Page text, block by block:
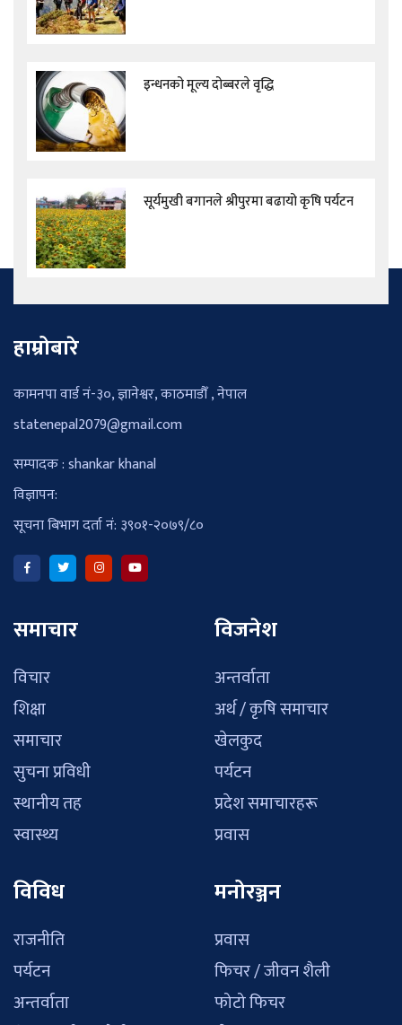
इन्धनको मूल्य दोब्बरले वृद्धि
सूर्यमुखी बगानले श्रीपुरमा बढायो कृषि पर्यटन
हाम्रोबारे
कामनपा वार्ड नं-३०, ज्ञानेश्वर, काठमाडौँ , नेपाल
statenepal2079@gmail.com
सम्पादक : shankar khanal
विज्ञापन:
सूचना बिभाग दर्ता नं: ३९०१-२०७९/८०
समाचार
विचार
शिक्षा
समाचार
सुचना प्रविधी
स्थानीय तह
स्वास्थ्य
विजनेश
अन्तर्वाता
अर्थ / कृषि समाचार
खेलकुद
पर्यटन
प्रदेश समाचारहरू
प्रवास
विविध
राजनीति
पर्यटन
अन्तर्वाता
मनोरञ्जन
प्रवास
फिचर / जीवन शैली
फोटो फिचर